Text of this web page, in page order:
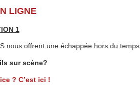
LIGNE
1
nous offrent une échappée hors du temps.
sur scène?
? C’est ici !